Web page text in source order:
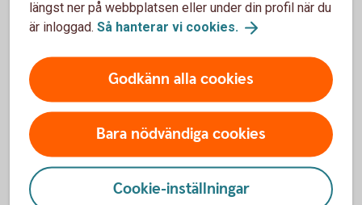
informera medlemmarna.
Gemensamt ansvar med andra
medlemmar
längst ner på webbplatsen eller under din profil när du
är inloggad. Så hanterar vi cookies.
Godkänn alla cookies
Bara nödvändiga cookies
Cookie-inställningar